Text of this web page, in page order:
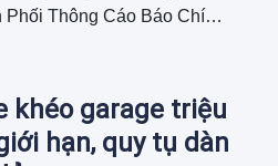
Phối Thông Cáo Báo Chí
khéo garage triệu
hạn, quy tụ dàn